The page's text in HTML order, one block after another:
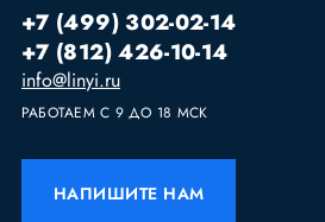
+7 (499) 302-02-14
+7 (812) 426-10-14
info@linyi.ru
РАБОТАЕМ С 9 ДО 18 МСК
НАПИШИТЕ НАМ